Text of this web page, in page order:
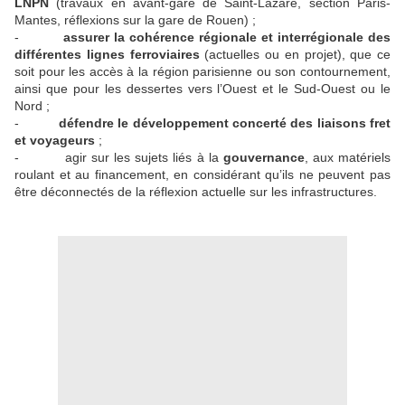
Mantes, réflexions sur la gare de Rouen) ;
-
assurer la cohérence régionale et interrégionale des
différentes lignes ferroviaires (actuelles ou en projet), que ce
soit pour les accès à la région parisienne ou son contournement,
ainsi que pour les dessertes vers l’Ouest et le Sud-Ouest ou le
Nord ;
- défendre le développement concerté des liaisons fret
et voyageurs ;
- agir sur les sujets liés à la gouvernance, aux matériels
roulant et au financement, en considérant qu’ils ne peuvent pas
être déconnectés de la réflexion actuelle sur les infrastructures.